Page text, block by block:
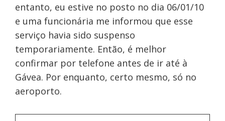
entanto, eu estive no posto no dia 06/01/10
e uma funcionária me informou que esse
serviço havia sido suspenso
temporariamente. Então, é melhor
confirmar por telefone antes de ir até à
Gávea. Por enquanto, certo mesmo, só no
aeroporto.